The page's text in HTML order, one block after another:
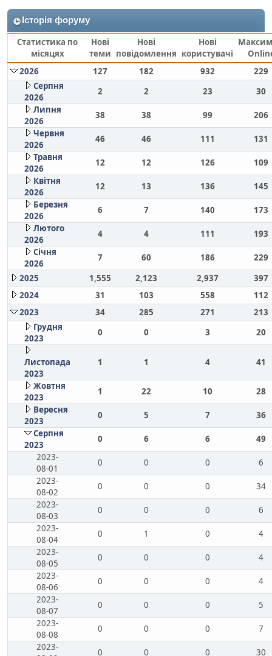
Історія форуму
Статистика по
місяцях
Нові
теми
Нові
повідомлення
Нові
користувачі
2026
127 182 932
229
Серпня
2026
2 2 23
30
Липня
2026
38 38 99
206
Червня
2026
46 46 111
131
Травня
2026
12 12 126
109
Квітня
2026
12 13 136
145
Березня
2026
6 7 140
173
Лютого
2026
4 4 111
193
Січня
2026
7 60 186
229
2025
1,555 2,123 2,937
397
2024
31 103 558
112
2023
34 285 271
213
Грудня
2023
0 0 3 20
Листопада
2023
1 1 4 41
Жовтня
2023
1 22 10
28
Вересня
2023
0 5 7
36
Серпня
2023
0 6 6
49
2023-
08-01
0 0 0
6
2023-
08-02
0 0 0
34
2023-
08-03
0 0 0
6
2023-
08-04
0 1 0
4
2023-
08-05
0 0 0
4
2023-
08-06
0 0 0
4
2023-
08-07
0 0 0
5
2023-
08-08
0 0 0
7
2023-
0 0 0
30